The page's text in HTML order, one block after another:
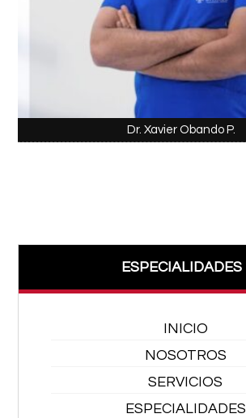
Dr. Xavier Obando P.
ESPECIALIDADES
INICIO
NOSOTROS
SERVICIOS
ESPECIALIDADES